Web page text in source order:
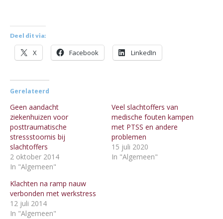
Deel dit via:
X Facebook LinkedIn
Gerelateerd
Geen aandacht
ziekenhuizen voor
posttraumatische
stressstoornis bij
slachtoffers
2 oktober 2014
In "Algemeen"
Veel slachtoffers van
medische fouten kampen
met PTSS en andere
problemen
15 juli 2020
In "Algemeen"
Klachten na ramp nauw
verbonden met werkstress
12 juli 2014
In "Algemeen"